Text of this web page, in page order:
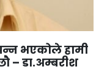
भएकोले हामी
– डा.अम्बरीश